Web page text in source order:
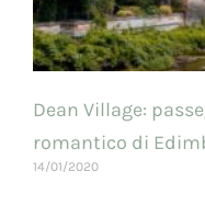
Dean Village:
romantico di
14/01/2020